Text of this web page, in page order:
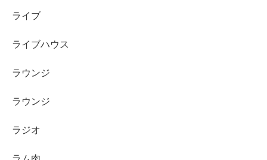
ライブ
ライブハウス
ラウンジ
ラウンジ
ラジオ